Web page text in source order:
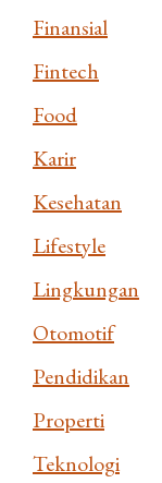
Finansial
Fintech
Food
Karir
Kesehatan
Lifestyle
Lingkungan
Otomotif
Pendidikan
Properti
Teknologi